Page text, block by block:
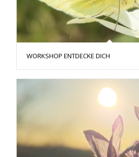
WORKSHOP ENTDECKE DICH